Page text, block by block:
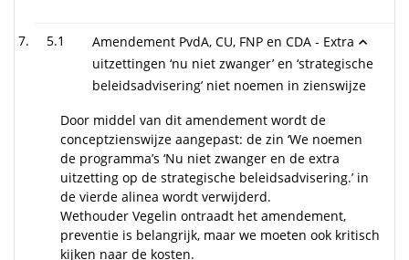
5.1
Amendement PvdA, CU, FNP en CDA - Extra
uitzettingen ‘nu niet zwanger’ en ‘strategische
beleidsadvisering’ niet noemen in zienswijze
Door middel van dit amendement wordt de
conceptzienswijze aangepast: de zin ‘We noemen
de programma’s ‘Nu niet zwanger en de extra
uitzetting op de strategische beleidsadvisering.’ in
de vierde alinea wordt verwijderd.
Wethouder Vegelin ontraadt het amendement,
preventie is belangrijk, maar we moeten ook kritisch
kijken naar de kosten.